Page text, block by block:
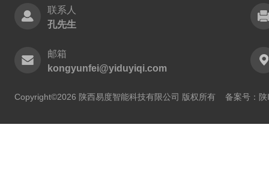
联系人
孔先生
邮箱
kongyunfei@yiduyiqi.com
Copyright©2026 陕西易度智能科技有限公司 版权所有 备案号：